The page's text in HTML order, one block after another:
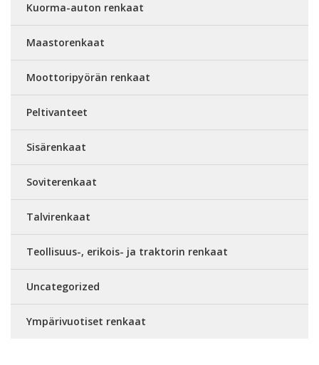
Kuorma-auton renkaat
Maastorenkaat
Moottoripyörän renkaat
Peltivanteet
Sisärenkaat
Soviterenkaat
Talvirenkaat
Teollisuus-, erikois- ja traktorin renkaat
Uncategorized
Ympärivuotiset renkaat